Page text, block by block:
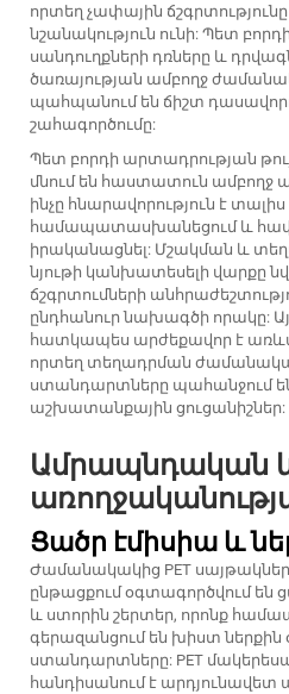
որտեղ չափային
նշանակություն ունի: Պետ
սանդուղքների դռները և
ծառայության ամբողջ
պահպանում են ճիշտ
շահագործումը:
Պետ բորդի արտադրության
մնում են հաստատուն ամբողջ
ինչը հնարավորություն է
համապատասխանեցում և
իրականացնել: Մշակման և
նյութի կանխատեսելի վարքը
ճշգրտումների
ընդհանուր նախագծի որակը:
հատկապես արժեքավոր է
որտեղ տեղադրման
ստանդարտները պահանջում
աշխատանքային ցուցանիշներ:
Ամրապնդական
Ցածր էմիսիա և
Ժամանակակից PET
ընթացքում օգտագործվում են
և ստորին շերտեր, որոնք
գերազանցում են խիստ ներքին
ստանդարտները: PET
հանդիսանում է արդյունավետ